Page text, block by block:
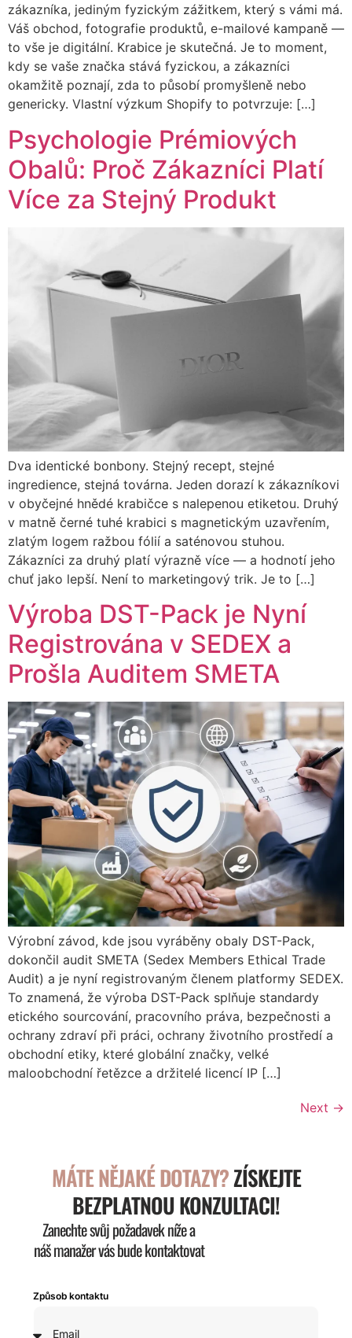
zákazníka, jediným fyzickým zážitkem, který s vámi má.
Váš obchod, fotografie produktů, e-mailové kampaně —
to vše je digitální. Krabice je skutečná. Je to moment,
kdy se vaše značka stává fyzickou, a zákazníci
okamžitě poznají, zda to působí promyšleně nebo
genericky. Vlastní výzkum Shopify to potvrzuje: […]
Psychologie Prémiových
Obalů: Proč Zákazníci Platí
Více za Stejný Produkt
Dva identické bonbony. Stejný recept, stejné
ingredience, stejná továrna. Jeden dorazí k zákazníkovi
v obyčejné hnědé krabičce s nalepenou etiketou. Druhý
v matně černé tuhé krabici s magnetickým uzavřením,
zlatým logem ražbou fólií a saténovou stuhou.
Zákazníci za druhý platí výrazně více — a hodnotí jeho
chuť jako lepší. Není to marketingový trik. Je to […]
Výroba DST-Pack je Nyní
Registrována v SEDEX a
Prošla Auditem SMETA
Výrobní závod, kde jsou vyráběny obaly DST-Pack,
dokončil audit SMETA (Sedex Members Ethical Trade
Audit) a je nyní registrovaným členem platformy SEDEX.
To znamená, že výroba DST-Pack splňuje standardy
etického sourcování, pracovního práva, bezpečnosti a
ochrany zdraví při práci, ochrany životního prostředí a
obchodní etiky, které globální značky, velké
maloobchodní řetězce a držitelé licencí IP […]
Next →
MÁTE NĚJAKÉ DOTAZY?ZÍSKEJTE
BEZPLATNOU KONZULTACI!
Zanechte svůj požadavek níže a
náš manažer vás bude kontaktovat
Způsob kontaktu